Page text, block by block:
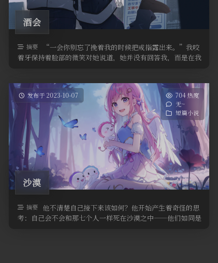
酒会
摘要
“一会你别忘了挽着我的时候把戒指露出来。”我咬
着牙保持着脸部的微笑对她说道，她并没有回答我，而是在我
发布于 2023-10-07
704 热度
无~
短篇小说
沙漠
摘要 他不清楚自己接下来该如何？他开始产生着奇怪的思
考：自己会不会和那七个人一样死在沙漠之中——他们如同是